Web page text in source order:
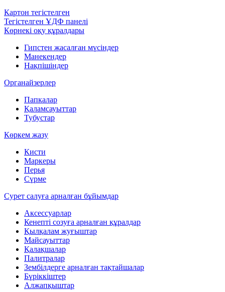
Картон тегістелген
Тегістелген ҰДФ панелі
Көрнекі оқу құралдары
Гипстен жасалған мүсіндер
Манекендер
Нақпішіндер
Органайзерлер
Папкалар
Қаламсауыттар
Тубустар
Көркем жазу
Кисти
Маркеры
Перья
Сүрме
Сурет салуға арналған бұйымдар
Аксессуарлар
Кенепті созуға арналған құралдар
Қылқалам жуғыштар
Майсауыттар
Қалақшалар
Палитралар
Зембілдерге арналған тақтайшалар
Бүріккіштер
Алжапқыштар